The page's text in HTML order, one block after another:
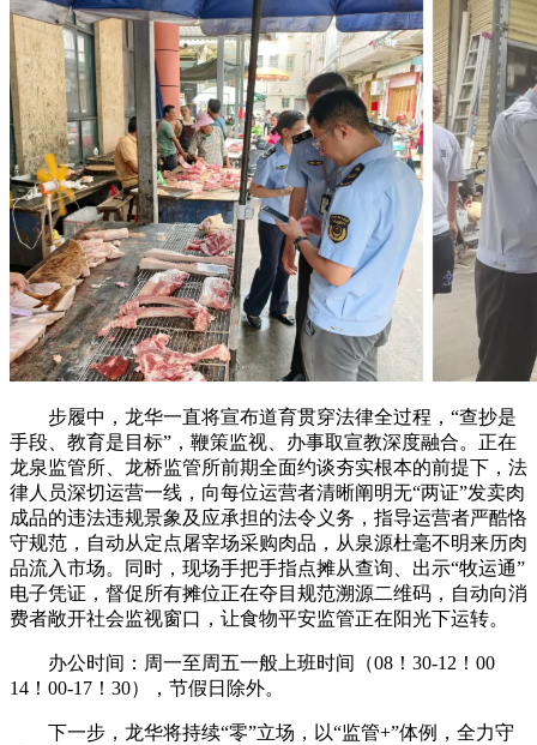
步履中，龙华一直将宣布道育贯穿法律全过程，“查抄是
手段、教育是目标”，鞭策监视、办事取宣教深度融合。正在
龙泉监管所、龙桥监管所前期全面约谈夯实根本的前提下，法
律人员深切运营一线，向每位运营者清晰阐明无“两证”发卖肉
成品的违法违规景象及应承担的法令义务，指导运营者严酷恪
守规范，自动从定点屠宰场采购肉品，从泉源杜毫不明来历肉
品流入市场。同时，现场手把手指点摊从查询、出示“牧运通”
电子凭证，督促所有摊位正在夺目规范溯源二维码，自动向消
费者敞开社会监视窗口，让食物平安监管正在阳光下运转。
办公时间：周一至周五一般上班时间（08！30-12！00
14！00-17！30），节假日除外。
下一步，龙华将持续“零”立场，以“监管+”体例，全力守